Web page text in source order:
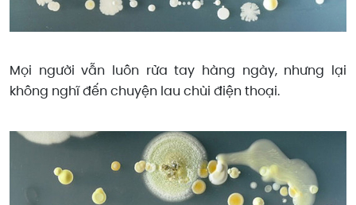
Mọi người vẫn luôn rửa tay hàng ngày, nhưng lại
không nghĩ đến chuyện lau chùi điện thoại.